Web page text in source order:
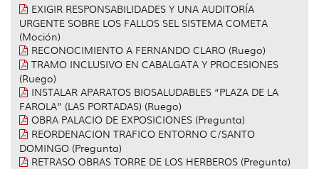
EXIGIR RESPONSABILIDADES Y UNA AUDITORÍA
URGENTE SOBRE LOS FALLOS SEL SISTEMA COMETA
(Moción)
RECONOCIMIENTO A FERNANDO CLARO (Ruego)
TRAMO INCLUSIVO EN CABALGATA Y PROCESIONES
(Ruego)
INSTALAR APARATOS BIOSALUDABLES “PLAZA DE LA
FAROLA” (LAS PORTADAS) (Ruego)
OBRA PALACIO DE EXPOSICIONES (Pregunta)
REORDENACION TRAFICO ENTORNO C/SANTO
DOMINGO (Pregunta)
RETRASO OBRAS TORRE DE LOS HERBEROS (Pregunta)